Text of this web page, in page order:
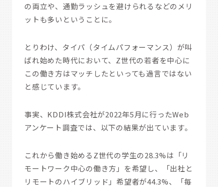
の両立や、通勤ラッシュを避けられるなどのメリ
ットも多いということに。
とりわけ、タイパ（タイムパフォーマンス）が叫
ばれ始めた時代において、Z世代の若者を中心に
この働き方はマッチしたといっても過言ではない
と感じています。
事実、KDDI株式会社が2022年5月に行ったWeb
アンケート調査では、以下の結果が出ています。
これから働き始めるZ世代の学生の28.3%は「リ
モートワーク中心の働き方」を希望し、「出社と
リモートのハイブリッド」希望者が44.3%、「毎